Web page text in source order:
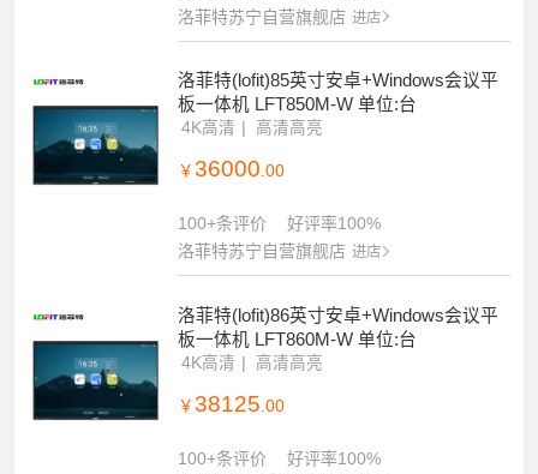
洛菲特苏宁自营旗舰店 进店
洛菲特(lofit)85英寸安卓+Windows会议平
板一体机 LFT850M-W 单位:台
4K高清 高清高亮
￥ 36000.00
100+条评价
好评率100%
洛菲特苏宁自营旗舰店 进店
洛菲特(lofit)86英寸安卓+Windows会议平
板一体机 LFT860M-W 单位:台
4K高清 高清高亮
￥ 38125 .00
100+条评价
好评率100%